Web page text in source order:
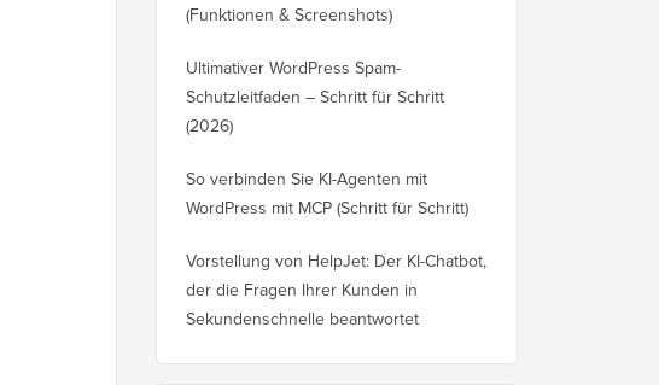
(Funktionen & Screenshots)
Ultimativer WordPress Spam-
Schutzleitfaden – Schritt für Schritt
(2026)
So verbinden Sie KI-Agenten mit
WordPress mit MCP (Schritt für Schritt)
Vorstellung von HelpJet: Der KI-Chatbot,
der die Fragen Ihrer Kunden in
Sekundenschnelle beantwortet